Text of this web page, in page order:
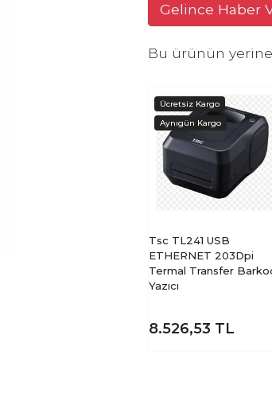
Gelince Haber
Bu ürünün
Tsc TL241 USB
ETHERNET 203Dpi
Termal Transfer
Yazıcı
8.526,53 TL